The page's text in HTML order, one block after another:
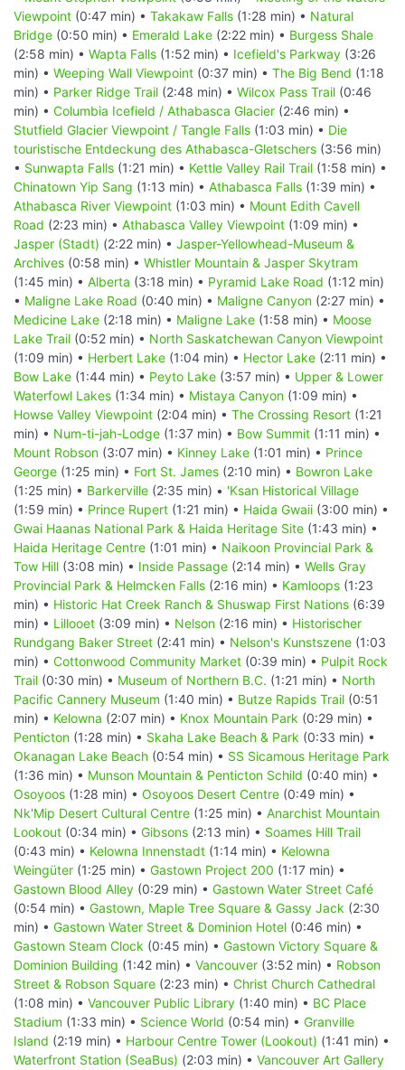
Viewpoint (0:47 min) • Takakaw Falls (1:28 min) • Natural
Bridge (0:50 min) • Emerald Lake (2:22 min) • Burgess Shale
(2:58 min) • Wapta Falls (1:52 min) • Icefield's Parkway (3:26
min) • Weeping Wall Viewpoint (0:37 min) • The Big Bend (1:18
min) • Parker Ridge Trail (2:48 min) • Wilcox Pass Trail (0:46
min) • Columbia Icefield / Athabasca Glacier (2:46 min) •
Stutfield Glacier Viewpoint / Tangle Falls (1:03 min) • Die
touristische Entdeckung des Athabasca-Gletschers (3:56 min)
• Sunwapta Falls (1:21 min) • Kettle Valley Rail Trail (1:58 min) •
Chinatown Yip Sang (1:13 min) • Athabasca Falls (1:39 min) •
Athabasca River Viewpoint (1:03 min) • Mount Edith Cavell
Road (2:23 min) • Athabasca Valley Viewpoint (1:09 min) •
Jasper (Stadt) (2:22 min) • Jasper-Yellowhead-Museum &
Archives (0:58 min) • Whistler Mountain & Jasper Skytram
(1:45 min) • Alberta (3:18 min) • Pyramid Lake Road (1:12 min)
• Maligne Lake Road (0:40 min) • Maligne Canyon (2:27 min) •
Medicine Lake (2:18 min) • Maligne Lake (1:58 min) • Moose
Lake Trail (0:52 min) • North Saskatchewan Canyon Viewpoint
(1:09 min) • Herbert Lake (1:04 min) • Hector Lake (2:11 min) •
Bow Lake (1:44 min) • Peyto Lake (3:57 min) • Upper & Lower
Waterfowl Lakes (1:34 min) • Mistaya Canyon (1:09 min) •
Howse Valley Viewpoint (2:04 min) • The Crossing Resort (1:21
min) • Num-ti-jah-Lodge (1:37 min) • Bow Summit (1:11 min) •
Mount Robson (3:07 min) • Kinney Lake (1:01 min) • Prince
George (1:25 min) • Fort St. James (2:10 min) • Bowron Lake
(1:25 min) • Barkerville (2:35 min) • 'Ksan Historical Village
(1:59 min) • Prince Rupert (1:21 min) • Haida Gwaii (3:00 min) •
Gwai Haanas National Park & Haida Heritage Site (1:43 min) •
Haida Heritage Centre (1:01 min) • Naikoon Provincial Park &
Tow Hill (3:08 min) • Inside Passage (2:14 min) • Wells Gray
Provincial Park & Helmcken Falls (2:16 min) • Kamloops (1:23
min) • Historic Hat Creek Ranch & Shuswap First Nations (6:39
min) • Lillooet (3:09 min) • Nelson (2:16 min) • Historischer
Rundgang Baker Street (2:41 min) • Nelson's Kunstszene (1:03
min) • Cottonwood Community Market (0:39 min) • Pulpit Rock
Trail (0:30 min) • Museum of Northern B.C. (1:21 min) • North
Pacific Cannery Museum (1:40 min) • Butze Rapids Trail (0:51
min) • Kelowna (2:07 min) • Knox Mountain Park (0:29 min) •
Penticton (1:28 min) • Skaha Lake Beach & Park (0:33 min) •
Okanagan Lake Beach (0:54 min) • SS Sicamous Heritage Park
(1:36 min) • Munson Mountain & Penticton Schild (0:40 min) •
Osoyoos (1:28 min) • Osoyoos Desert Centre (0:49 min) •
Nk'Mip Desert Cultural Centre (1:25 min) • Anarchist Mountain
Lookout (0:34 min) • Gibsons (2:13 min) • Soames Hill Trail
(0:43 min) • Kelowna Innenstadt (1:14 min) • Kelowna
Weingüter (1:25 min) • Gastown Project 200 (1:17 min) •
Gastown Blood Alley (0:29 min) • Gastown Water Street Café
(0:54 min) • Gastown, Maple Tree Square & Gassy Jack (2:30
min) • Gastown Water Street & Dominion Hotel (0:46 min) •
Gastown Steam Clock (0:45 min) • Gastown Victory Square &
Dominion Building (1:42 min) • Vancouver (3:52 min) • Robson
Street & Robson Square (2:23 min) • Christ Church Cathedral
(1:08 min) • Vancouver Public Library (1:40 min) • BC Place
Stadium (1:33 min) • Science World (0:54 min) • Granville
Island (2:19 min) • Harbour Centre Tower (Lookout) (1:41 min) •
Waterfront Station (SeaBus) (2:03 min) • Vancouver Art Gallery